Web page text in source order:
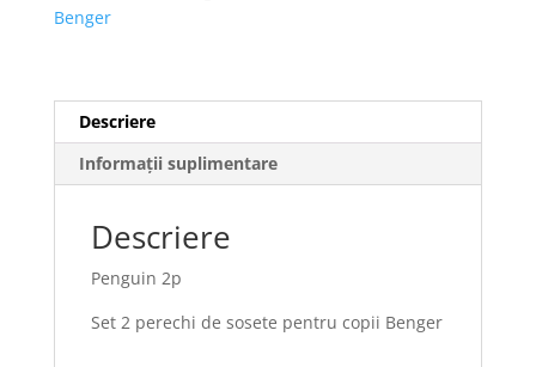
Benger
Descriere
Informații suplimentare
Descriere
Penguin 2p
Set 2 perechi de sosete pentru copii Benger